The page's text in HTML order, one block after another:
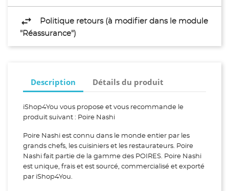
Politique retours (à modifier dans le module
"Réassurance")
Description Détails du produit
iShop4You vous propose et vous recommande le
produit suivant : Poire Nashi
Poire Nashi est connu dans le monde entier par les
grands chefs, les cuisiniers et les restaurateurs. Poire
Nashi fait partie de la gamme des POIRES. Poire Nashi
est unique, frais et est sourcé, commercialisé et exporté
par iShop4You.